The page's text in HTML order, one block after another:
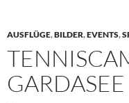
AUSFLÜGE,BILDER,EVENTS,
GARDASEE